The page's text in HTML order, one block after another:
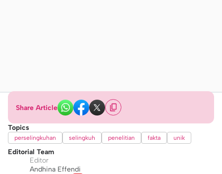
Share Article
Topics
perselingkuhan selingkuh penelitian fakta unik
Editorial Team
Editor
Andhina Effendi